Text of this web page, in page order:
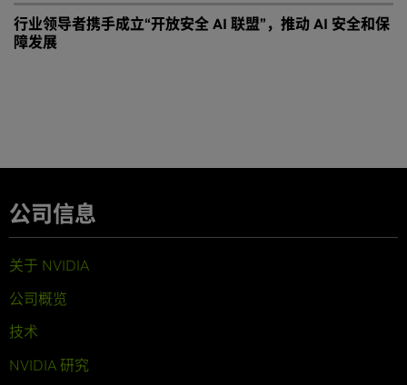
行业领导者携手成立“开放安全 AI 联盟”，推动 AI 安全和保
障发展
公司信息
关于 NVIDIA
公司概览
技术
NVIDIA 研究